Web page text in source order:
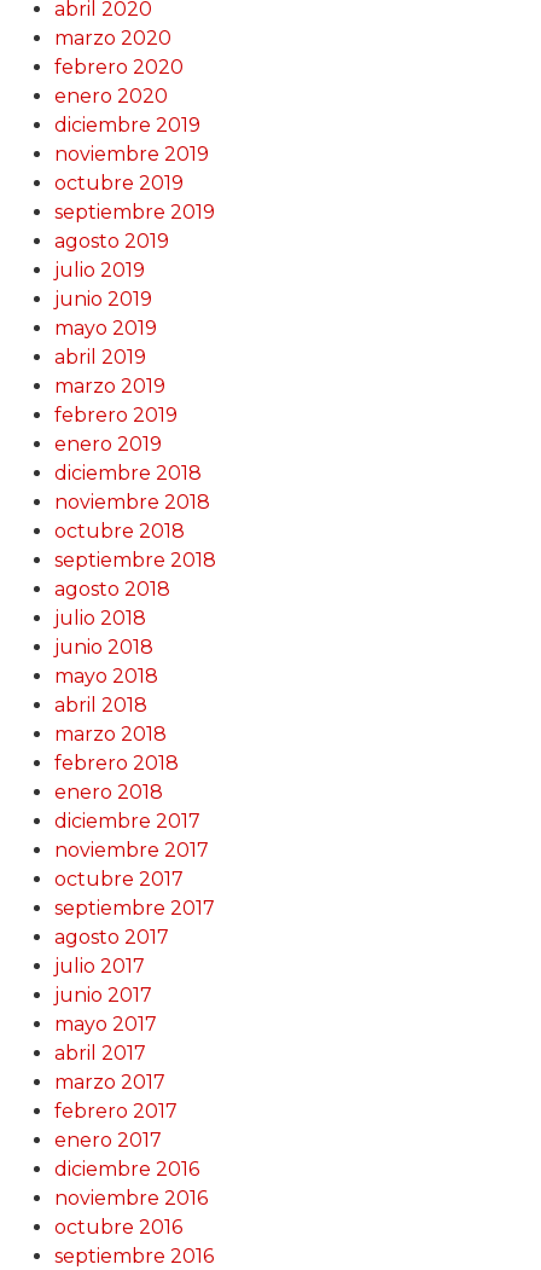
abril 2020
marzo 2020
febrero 2020
enero 2020
diciembre 2019
noviembre 2019
octubre 2019
septiembre 2019
agosto 2019
julio 2019
junio 2019
mayo 2019
abril 2019
marzo 2019
febrero 2019
enero 2019
diciembre 2018
noviembre 2018
octubre 2018
septiembre 2018
agosto 2018
julio 2018
junio 2018
mayo 2018
abril 2018
marzo 2018
febrero 2018
enero 2018
diciembre 2017
noviembre 2017
octubre 2017
septiembre 2017
agosto 2017
julio 2017
junio 2017
mayo 2017
abril 2017
marzo 2017
febrero 2017
enero 2017
diciembre 2016
noviembre 2016
octubre 2016
septiembre 2016